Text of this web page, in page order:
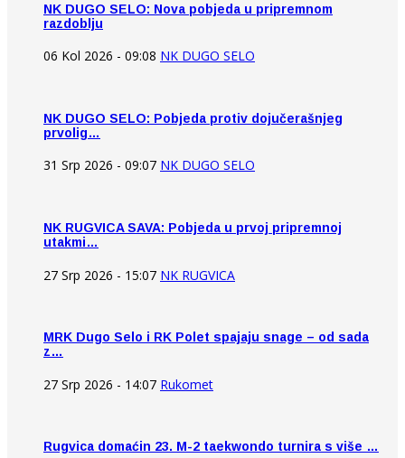
NK DUGO SELO: Nova pobjeda u pripremnom
razdoblju
06 Kol 2026 - 09:08 NK DUGO SELO
NK DUGO SELO: Pobjeda protiv dojučerašnjeg
prvolig…
31 Srp 2026 - 09:07 NK DUGO SELO
NK RUGVICA SAVA: Pobjeda u prvoj pripremnoj
utakmi…
27 Srp 2026 - 15:07 NK RUGVICA
MRK Dugo Selo i RK Polet spajaju snage – od sada
z…
27 Srp 2026 - 14:07 Rukomet
Rugvica domaćin 23. M-2 taekwondo turnira s više …